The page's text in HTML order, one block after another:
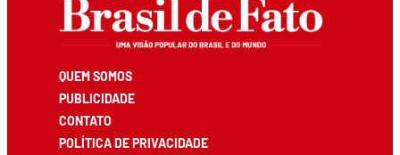
QUEM SOMOS
PUBLICIDADE
CONTATO
POLÍTICA DE PRIVACIDADE